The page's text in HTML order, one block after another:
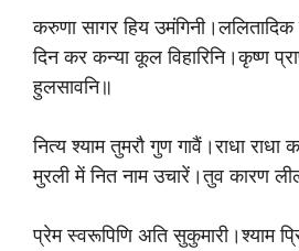
करुणा सागर हिय
दिन कर कन्या कूल विहारिनि।कृष्ण
हुलसावनि॥
नित्य श्याम तुमरौ गुण गावैं।राधा राधा
मुरली में नित नाम उचारें।तुव कारण
प्रेम स्वरूपिणि अति सुकुमारी।श्याम